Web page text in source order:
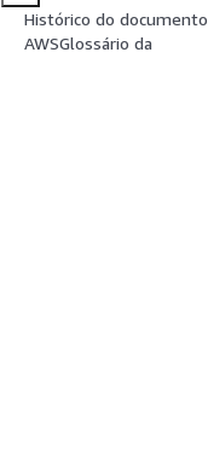
Histórico do documento
AWSGlossário da